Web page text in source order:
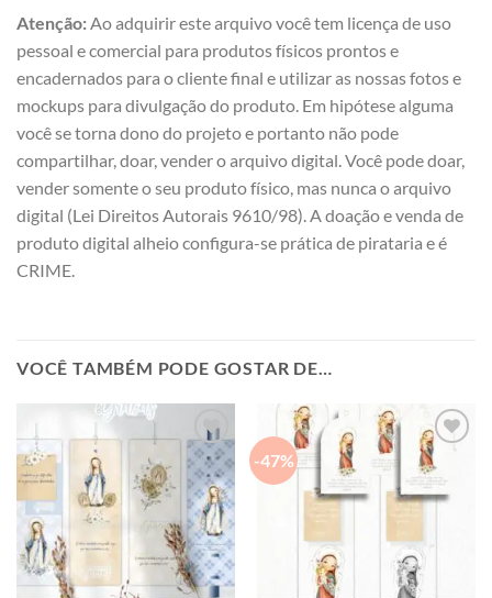
Atenção:Ao adquirir este arquivo você tem licença de uso
pessoal e comercial para produtos físicos prontos e
encadernados para o cliente final e utilizar as nossas fotos e
mockups para divulgação do produto. Em hipótese alguma
você se torna dono do projeto e portanto não pode
compartilhar, doar, vender o arquivo digital. Você pode doar,
vender somente o seu produto físico, mas nunca o arquivo
digital (Lei Direitos Autorais 9610/98). A doação e venda de
produto digital alheio configura-se prática de pirataria e é
CRIME.
VOCÊ TAMBÉM PODE GOSTAR DE…
Add to
wishlist
-47%
Add to
wishlist